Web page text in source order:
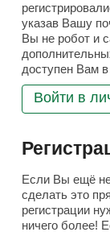
указав Вашу
Вы не робот и
доступен Вам
Войти в
Если Вы ещё
сделать это
регистрации
ничего более!